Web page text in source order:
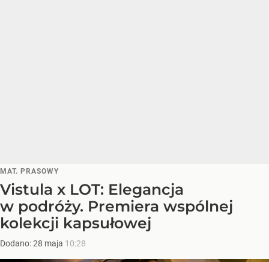
MAT. PRASOWY
Vistula x LOT: Elegancja
w podróży. Premiera wspólnej
kolekcji kapsułowej
Dodano:28 maja 10:28